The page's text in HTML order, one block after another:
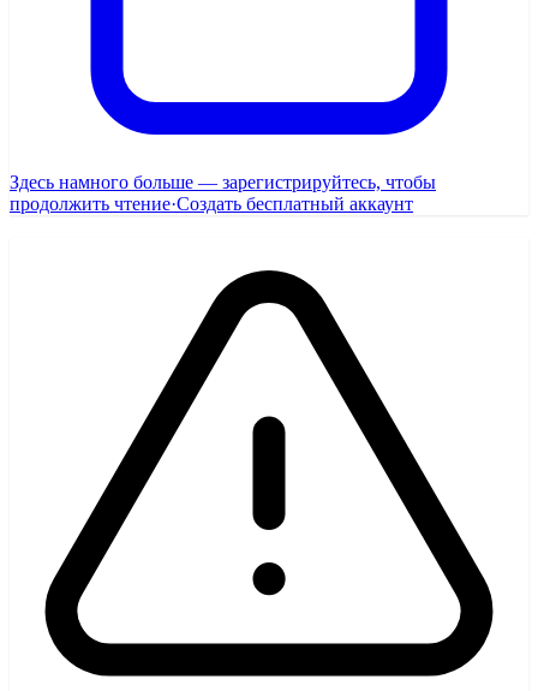
Здесь намного больше — зарегистрируйтесь, чтобы
продолжить чтение·Создать бесплатный аккаунт